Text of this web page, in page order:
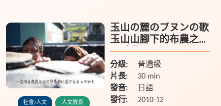
社會/人文 人文教育
玉山の麓のブヌンの歌
玉山山腳下的布農之歌
(日文版)
分級:
普遍級
片長:
30 min
發音:
日語
發行:
2010-12